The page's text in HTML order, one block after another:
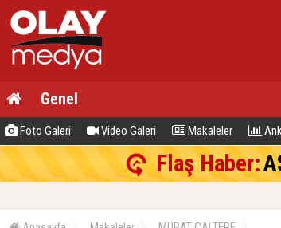
Genel
Foto Galeri Video Galeri Makaleler
Flaş Haber: